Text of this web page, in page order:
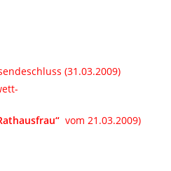
(31.03.2009)
vom 21.03.2009)